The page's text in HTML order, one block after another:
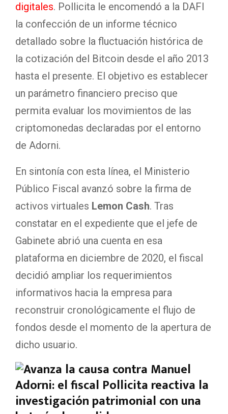
digitales. Pollicita le encomendó a la DAFI
la confección de un informe técnico
detallado sobre la fluctuación histórica de
la cotización del Bitcoin desde el año 2013
hasta el presente. El objetivo es establecer
un parámetro financiero preciso que
permita evaluar los movimientos de las
criptomonedas declaradas por el entorno
de Adorni.
En sintonía con esta línea, el Ministerio
Público Fiscal avanzó sobre la firma de
activos virtuales Lemon Cash. Tras
constatar en el expediente que el jefe de
Gabinete abrió una cuenta en esa
plataforma en diciembre de 2020, el fiscal
decidió ampliar los requerimientos
informativos hacia la empresa para
reconstruir cronológicamente el flujo de
fondos desde el momento de la apertura de
dicho usuario.